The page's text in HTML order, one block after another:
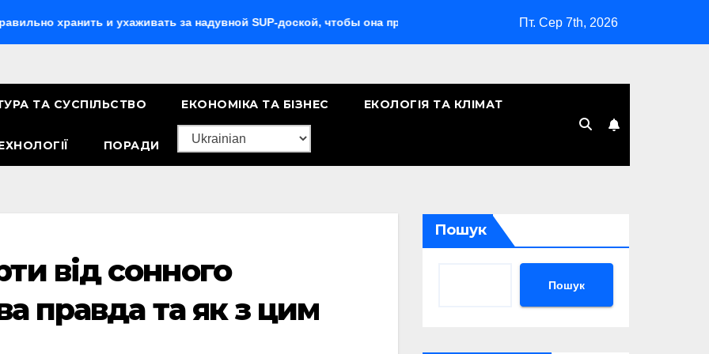
хранить и ухаживать за надувной SUP-доской, чтобы она прослужила годы Учнівський квиток що він дає школярам
Пт. Сер 7th, 2026
ТА СУСПІЛЬСТВО ЕКОНОМІКА ТА БІЗНЕС ЕКОЛОГІЯ ТА КЛІМАТ
ПОРАДИ
від сонного
правда та як з цим
Пошук
Пошук